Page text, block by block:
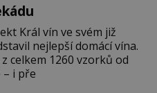
Král vín ve svém již
nejlepší domácí vína.
celkem 1260 vzorků od
se – i pře